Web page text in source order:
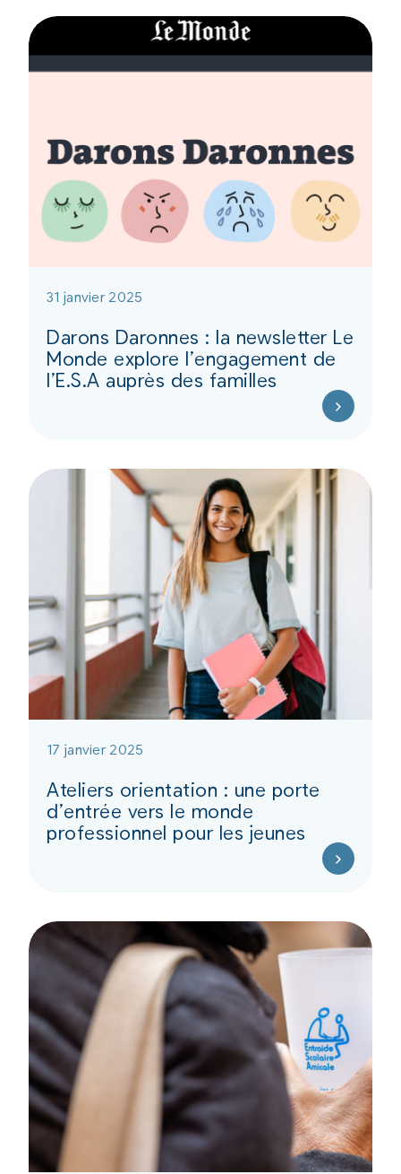
31 janvier 2025
Darons Daronnes : la newsletter Le
Monde explore l’engagement de
l’E.S.A auprès des familles
17 janvier 2025
Ateliers orientation : une porte
d’entrée vers le monde
professionnel pour les jeunes